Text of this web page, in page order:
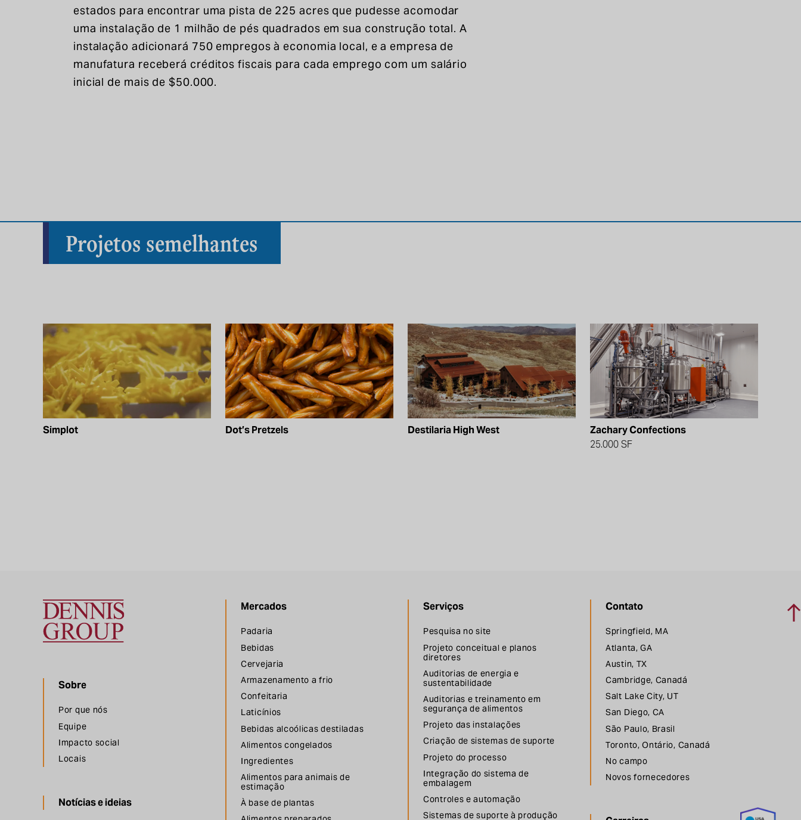
estados para encontrar uma pista de 225 acres que pudesse acomodar
uma instalação de 1 milhão de pés quadrados em sua construção total. A
instalação adicionará 750 empregos à economia local, e a empresa de
manufatura receberá créditos fiscais para cada emprego com um salário
inicial de mais de $50.000.
Projetos semelhantes
Simplot Dot’s Pretzels Destilaria High West
Zachary Confections
25.000 SF
Grupo Dennis
Sobre
Por que nós
Equipe
Impacto social
Locais
Notícias e ideias
Mercados
Padaria
Bebidas
Cervejaria
Armazenamento a frio
Confeitaria
Laticínios
Bebidas alcoólicas destiladas
Alimentos congelados
Ingredientes
Alimentos para animais de
estimação
À base de plantas
Serviços
Pesquisa no site
Projeto conceitual e planos
diretores
Auditorias de energia e
sustentabilidade
Auditorias e treinamento em
segurança de alimentos
Projeto das instalações
Criação de sistemas de suporte
Projeto do processo
Integração do sistema de
embalagem
Controles e automação
Sistemas de suporte à produção
Contato
Springfield, MA
Atlanta, GA
Austin, TX
Cambridge, Canadá
Salt Lake City, UT
San Diego, CA
São Paulo, Brasil
Toronto, Ontário, Canadá
No campo
Novos fornecedores